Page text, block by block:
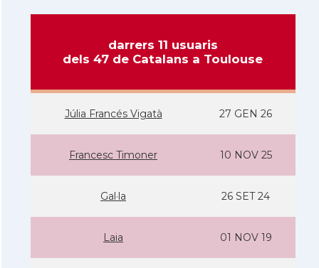
darrers 11 usuaris
dels 47 de Catalans a Toulouse
Júlia Francés Vigatà 27 GEN 26
Francesc Timoner 10 NOV 25
Gal·la 26 SET 24
Laia 01 NOV 19